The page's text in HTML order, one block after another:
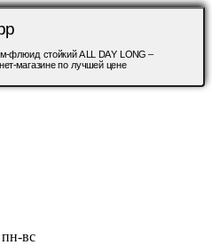
флюид стойкий ALL DAY LONG –
магазине по лучшей цене
вс